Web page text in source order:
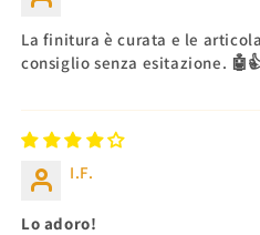
La finitura è curata e le
consiglio senza esitazione.
I.F.
Lo adoro!